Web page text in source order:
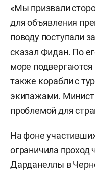
«Мы призвали
для объявления
поводу поступали
сказал Фидан. По
море подвергаются
также корабли с
экипажами.
проблемой для
На фоне
ограничила проход
Дарданеллы в